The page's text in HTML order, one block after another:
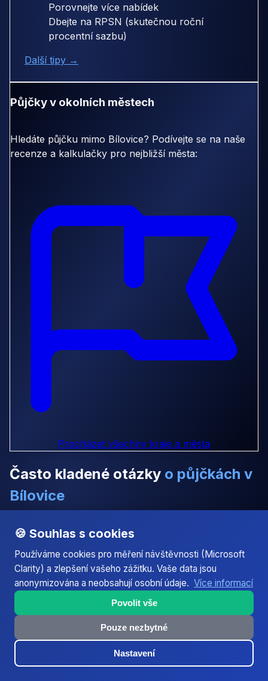
Porovnejte více nabídek
Dbejte na RPSN (skutečnou roční
procentní sazbu)
Další tipy →
Půjčky v okolních městech
Hledáte půjčku mimo Bílovice? Podívejte se na naše
recenze a kalkulačky pro nejbližší města:
Procházet všechny kraje a města
Často kladené otázky o půjčkách v
Bílovice
půjček v Bílovice. Pokud nenajdete odpověď na svou
otázku, kontaktujte nás.
Jaké online půjčky mají v Bílovice nejlepší
reputaci – Obec u Uherského Hradiště •
Zlínský kraj • PSČ 687 12 • cca 1 200
obyvatel?
🍪 Souhlas s cookies
Používáme cookies pro měření návštěvnosti (Microsoft
Clarity) a zlepšení vašeho zážitku. Vaše data jsou
anonymizována a neobsahují osobní údaje. Více informací
Povolit vše
Pouze nezbytné
Nastavení